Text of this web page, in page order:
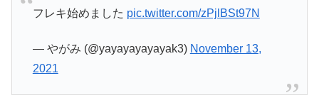
フレキ始めました pic.twitter.com/zPjlBSt97N
— やがみ (@yayayayayayak3) November 13,
2021